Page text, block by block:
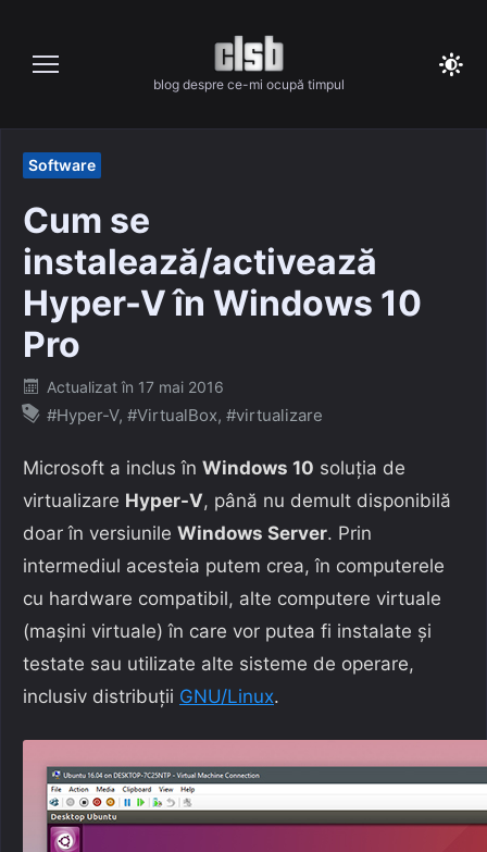
content
blog despre ce-mi ocupă timpul
Software
Cum se
instalează/activează
Hyper-V în Windows 10
Pro
Posted
on
Actualizat în 17 mai 2016
#Hyper-V, #VirtualBox, #virtualizare
Microsoft a inclus în Windows 10 soluția de
virtualizare Hyper-V, până nu demult disponibilă
doar în versiunile Windows Server. Prin
intermediul acesteia putem crea, în computerele
cu hardware compatibil, alte computere virtuale
(mașini virtuale) în care vor putea fi instalate și
testate sau utilizate alte sisteme de operare,
inclusiv distribuții GNU/Linux.